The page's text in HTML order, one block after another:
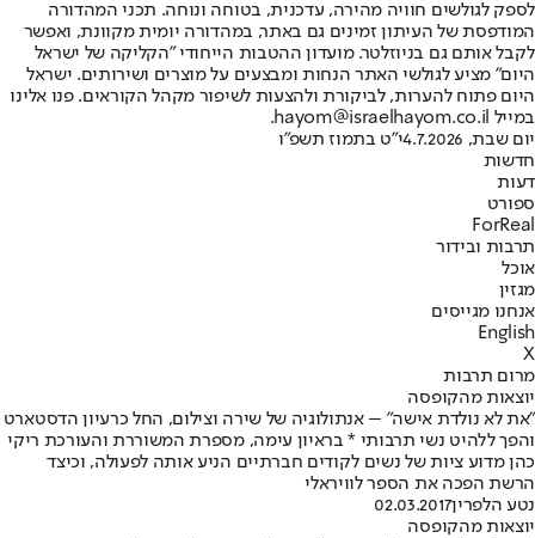
לספק לגולשים חוויה מהירה, עדכנית, בטוחה ונוחה. תכני המהדורה
המודפסת של העיתון זמינים גם באתר, במהדורה יומית מקוונת, ואפשר
לקבל אותם גם בניוזלטר. מועדון ההטבות הייחודי "הקליקה של ישראל
היום" מציע לגולשי האתר הנחות ומבצעים על מוצרים ושירותים. ישראל
היום פתוח להערות, לביקורת ולהצעות לשיפור מקהל הקוראים. פנו אלינו
במייל hayom@israelhayom.co.il.
יום שבת, 4.7.2026
י"ט בתמוז תשפ"ו
חדשות
דעות
ספורט
ForReal
תרבות ובידור
אוכל
מגזין
אנחנו מגייסים
English
X
מרום תרבות
יוצאות מהקופסה
"את לא נולדת אישה" – אנתולוגיה של שירה וצילום, החל כרעיון הדסטארט
והפך ללהיט נשי תרבותי * בראיון עימה, מספרת המשוררת והעורכת ריקי
כהן מדוע ציות של נשים לקודים חברתיים הניע אותה לפעולה, וכיצד
הרשת הפכה את הספר לוויראלי
נטע הלפרין02.03.2017
יוצאות מהקופסה